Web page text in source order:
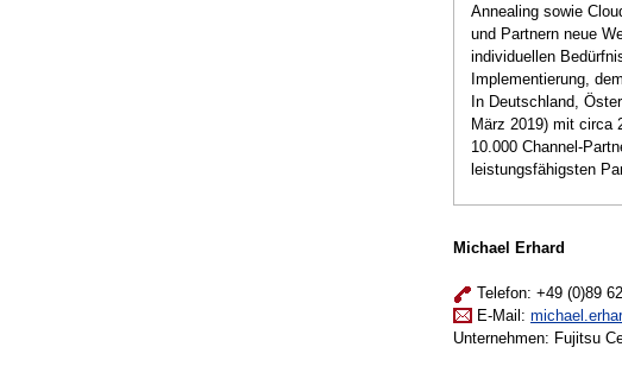
Annealing sowie
und Partnern neue
individuellen
Implementierung,
In Deutschland,
März 2019) mit circa
10.000 Channel-
leistungsfähigsten
Michael Erhard
Telefon: +49 (0)89
E-Mail:
Unternehmen: Fujitsu